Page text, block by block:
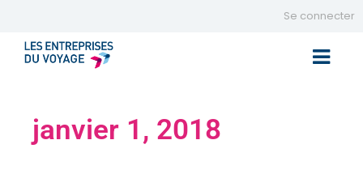
Se connecter
janvier 1, 2018